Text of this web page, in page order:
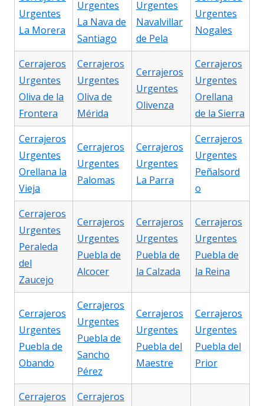
Urgentes
La Morera
Urgentes
La Nava de
Santiago
Urgentes
Navalvillar
de Pela
Urgentes
Nogales
Cerrajeros
Urgentes
Oliva de la
Frontera
Cerrajeros
Urgentes
Oliva de
Mérida
Cerrajeros
Urgentes
Olivenza
Cerrajeros
Urgentes
Orellana
de la Sierra
Cerrajeros
Urgentes
Orellana la
Vieja
Cerrajeros
Urgentes
Palomas
Cerrajeros
Urgentes
La Parra
Cerrajeros
Urgentes
Peñalsord
o
Cerrajeros
Urgentes
Peraleda
del
Zaucejo
Cerrajeros
Urgentes
Puebla de
Alcocer
Cerrajeros
Urgentes
Puebla de
la Calzada
Cerrajeros
Urgentes
Puebla de
la Reina
Cerrajeros
Urgentes
Puebla de
Obando
Cerrajeros
Urgentes
Puebla de
Sancho
Pérez
Cerrajeros
Urgentes
Puebla del
Maestre
Cerrajeros
Urgentes
Puebla del
Prior
Cerrajeros
Cerrajeros